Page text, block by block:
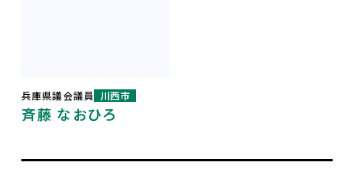
兵庫県議会議員 川西市
斉藤 なおひろ